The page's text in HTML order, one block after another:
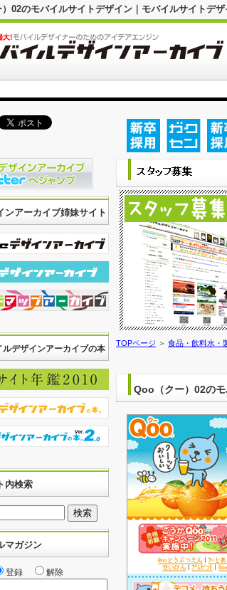
02のモバイルサイトデザイン｜モバイルサイトデ
TOPページ ＞ 食品・飲料水・
Qoo（クー）02の
ンアーカイブ姉妹サイト
ルデザインアーカイブの本
内検索
マガジン
登録 解除